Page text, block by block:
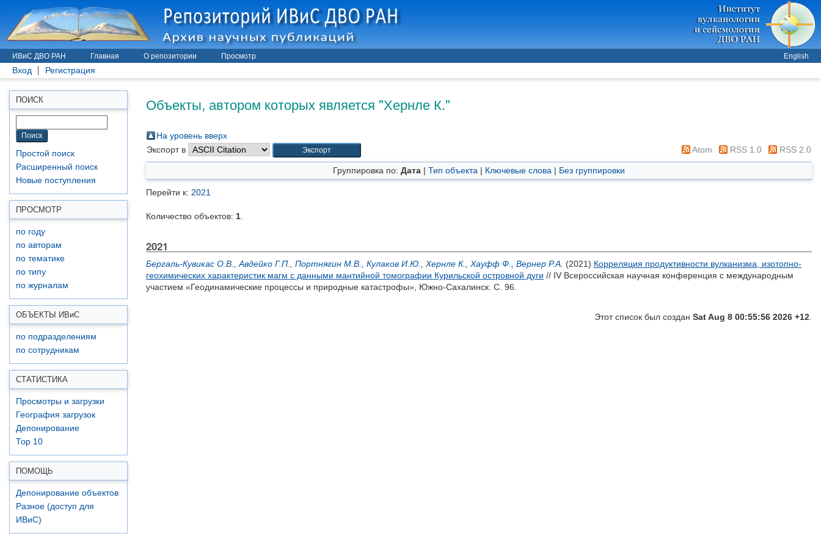
ИВиС ДВО РАН Главная О репозитории Просмотр English
Вход Регистрация
ПОИСК
Простой поиск
Расширенный поиск
Новые поступления
ПРОСМОТР
по году
по авторам
по тематике
по типу
по журналам
ОБЪЕКТЫ ИВиС
по подразделениям
по сотрудникам
СТАТИСТИКА
Просмотры и загрузки
География загрузок
Депонирование
Top 10
ПОМОЩЬ
Депонирование объектов
Разное (доступ для
ИВиС)
Объекты, автором которых является "Хернле К."
На уровень вверх
Экспорт в
Atom RSS 1.0 RSS 2.0
Группировка по: Дата | Тип объекта | Ключевые слова | Без группировки
Перейти к: 2021
Количество объектов: 1
2021
Бергаль-Кувикас О.В. Авдейко Г.П. Портнягин М.В. Кулаков И.Ю. Хернле К. Хауфф Ф. Вернер Р.А. (2021) Корреляция продуктивности вулканизма, изотопно-
геохимических характеристик магм с данными мантийной томографии Курильской островной дуги // IV Всероссийская научная конференция с международным
участием «Геодинамические процессы и природные катастрофы», Южно-Сахалинск. С. 96.
Этот список был создан Sat Aug 8 00:55:56 2026 +12